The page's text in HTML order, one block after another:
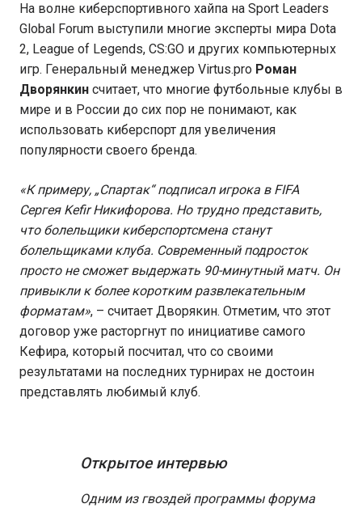
На волне киберспортивного хайпа на Sport Leaders
Global Forum выступили многие эксперты мира Dota
2, League of Legends, CS:GO и других компьютерных
игр. Генеральный менеджер Virtus.pro Роман
Дворянкин считает, что многие футбольные клубы в
мире и в России до сих пор не понимают, как
использовать киберспорт для увеличения
популярности своего бренда.
«К примеру, „Спартак“ подписал игрока в FIFA
Сергея Kefir Никифорова. Но трудно представить,
что болельщики киберспортсмена станут
болельщиками клуба. Современный подросток
просто не сможет выдержать 90-минутный матч. Он
привыкли к более коротким развлекательным
форматам», – считает Дворякин. Отметим, что этот
договор уже расторгнут по инициативе самого
Кефира, который посчитал, что со своими
результатами на последних турнирах не достоин
представлять любимый клуб.
Открытое интервью
Одним из гвоздей программы форума